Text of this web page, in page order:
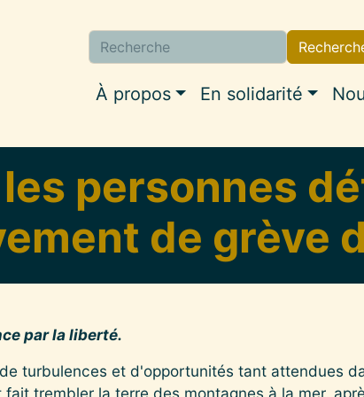
Navigation
À propos En solidarité
personnes
de grève
par la liberté.
turbulences et d'opportunités tant attendues
trembler la terre des montagnes à la mer,